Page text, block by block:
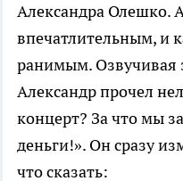
Александра Олешко.
впечатлительным, и
ранимым. Озвучивая
Александр прочел
концерт? За что мы
деньги!». Он сразу
что сказать: